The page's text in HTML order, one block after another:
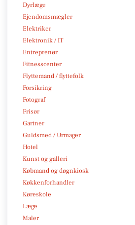
Dyrlæge
Ejendomsmægler
Elektriker
Elektronik / IT
Entreprenør
Fitnesscenter
Flyttemand / flyttefolk
Forsikring
Fotograf
Frisør
Gartner
Guldsmed / Urmager
Hotel
Kunst og galleri
Købmand og døgnkiosk
Køkkenforhandler
Køreskole
Læge
Maler